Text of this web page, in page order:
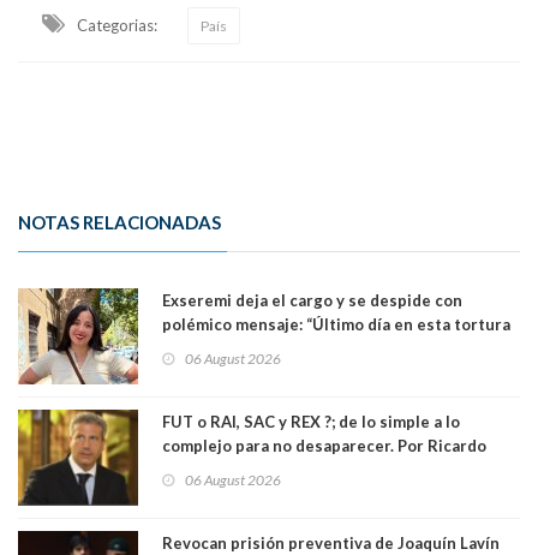
Categorias: País
NOTAS RELACIONADAS
Exseremi deja el cargo y se despide con
polémico mensaje: “Último día en esta tortura
06 August 2026
FUT o RAI, SAC y REX ?; de lo simple a lo
complejo para no desaparecer. Por Ricardo
06 August 2026
Revocan prisión preventiva de Joaquín Lavín